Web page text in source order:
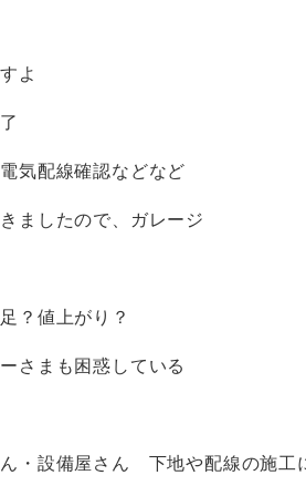
よ
気配線確認などなど
ましたので、ガレージ
？値上がり？
さまも困惑している
・設備屋さん 下地や配線の施工